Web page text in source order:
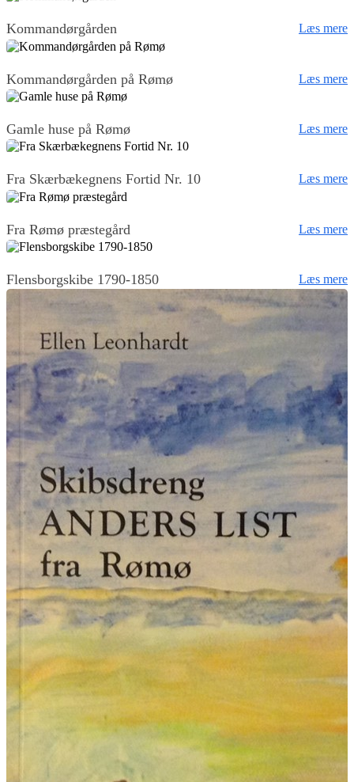
Kommandørgården Læs mere
Kommandørgården på Rømø Læs mere
Gamle huse på Rømø Læs mere
Fra Skærbækegnens Fortid Nr. 10 Læs mere
Fra Rømø præstegård Læs mere
Flensborgskibe 1790-1850 Læs mere